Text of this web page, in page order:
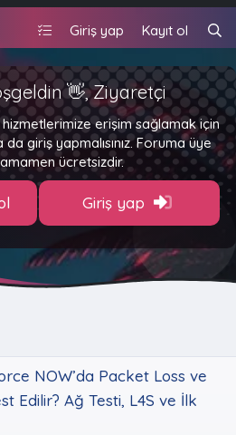
Giriş yap Kayıt ol
👋, Ziyaretçi
erişim sağlamak için
giriş yapmalısınız. Foruma üye
ücretsizdir.
Giriş yap
NOW’da Packet Loss ve
Edilir? Ağ Testi, L4S ve İlk